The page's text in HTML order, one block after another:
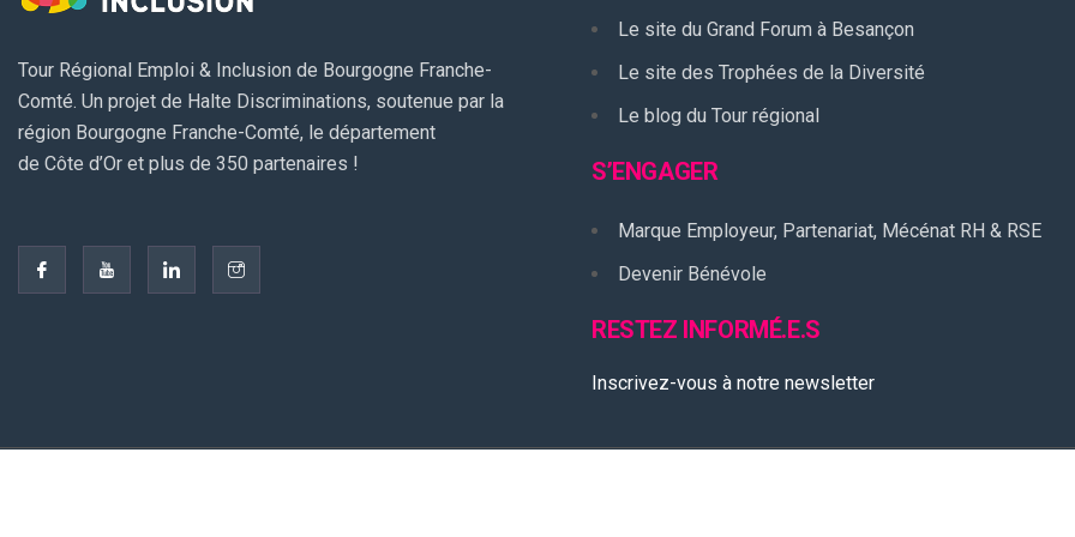
Tour Régional Emploi & Inclusion de Bourgogne Franche-
Comté. Un projet de Halte Discriminations, soutenue par la
région Bourgogne Franche-Comté, le département
de Côte d’Or et plus de 350 partenaires !
Le site du Grand Forum à Besançon
Le site des Trophées de la Diversité
Le blog du Tour régional
S’ENGAGER
Marque Employeur, Partenariat, Mécénat RH & RSE
Devenir Bénévole
RESTEZ INFORMÉ.E.S
Inscrivez-vous à notre newsletter